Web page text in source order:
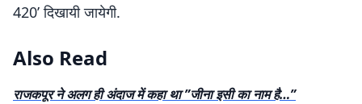
420’ दिखायी जायेगी.
Also Read
राजकपूर ने अलग ही अंदाज में कहा था ”जीना इसी का नाम है…”